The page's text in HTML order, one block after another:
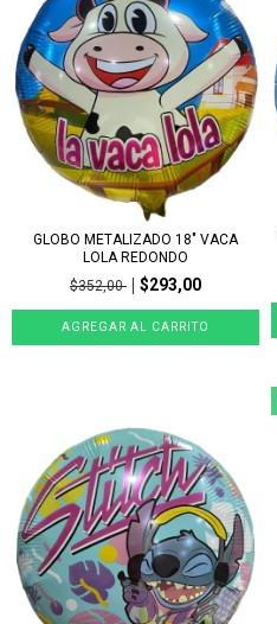
GLOBO METALIZADO 18" VACA
LOLA REDONDO
$352,00
$293,00